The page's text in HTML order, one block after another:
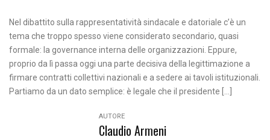
Nel dibattito sulla rappresentatività sindacale e datoriale c’è un
tema che troppo spesso viene considerato secondario, quasi
formale: la governance interna delle organizzazioni. Eppure,
proprio da lì passa oggi una parte decisiva della legittimazione a
firmare contratti collettivi nazionali e a sedere ai tavoli istituzionali.
Partiamo da un dato semplice: è legale che il presidente […]
AUTORE
Claudio Armeni